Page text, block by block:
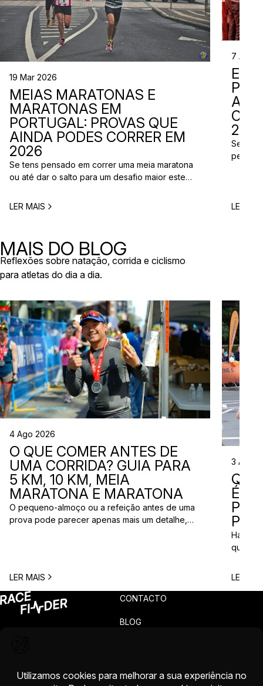
19 Mar 2026
MEIAS MARATONAS E
MARATONAS EM
PORTUGAL: PROVAS QUE
AINDA PODES CORRER EM
2026
Se tens pensado em correr uma meia maratona
ou até dar o salto para um desafio maior este
planear. Entre a primavera e o verão, o
LER MAIS
7 Abr
Se
perto
LER
MAIS DO BLOG
Reflexões sobre natação, corrida e ciclismo
para atletas do dia a dia.
4 Ago 2026
O QUE COMER ANTES DE
UMA CORRIDA? GUIA PARA
5 KM, 10 KM, MEIA
MARATONA E MARATONA
O pequeno-almoço ou a refeição antes de uma
prova pode parecer apenas mais um detalhe,
corredores: o que comer antes de uma corrida?
A […]
LER MAIS
3 Ago
ÉS?
Há
quem
para
LER
CONTACTO
BLOG